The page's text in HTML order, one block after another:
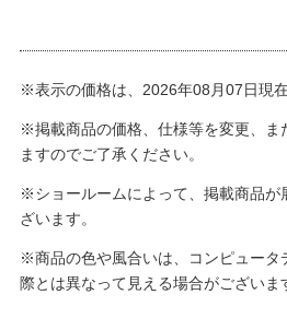
※表示の価格は、2026年08月07日現在
※掲載商品の価格、仕様等を変更、ま
ますのでご了承ください。
※ショールームによって、掲載商品が
ざいます。
※商品の色や風合いは、コンピュータ
際とは異なって見える場合がございま